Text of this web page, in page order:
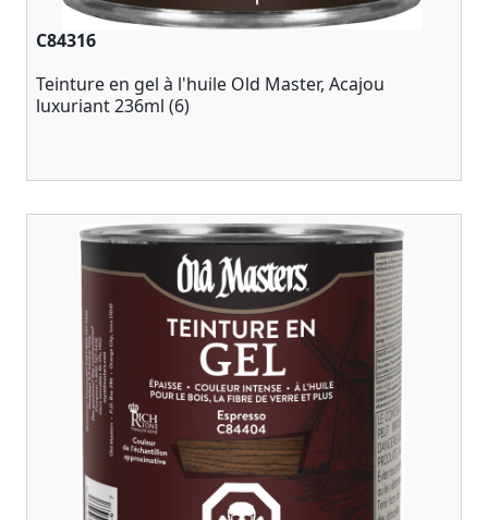
C84316
Teinture en gel à l'huile Old Master, Acajou
luxuriant 236ml (6)